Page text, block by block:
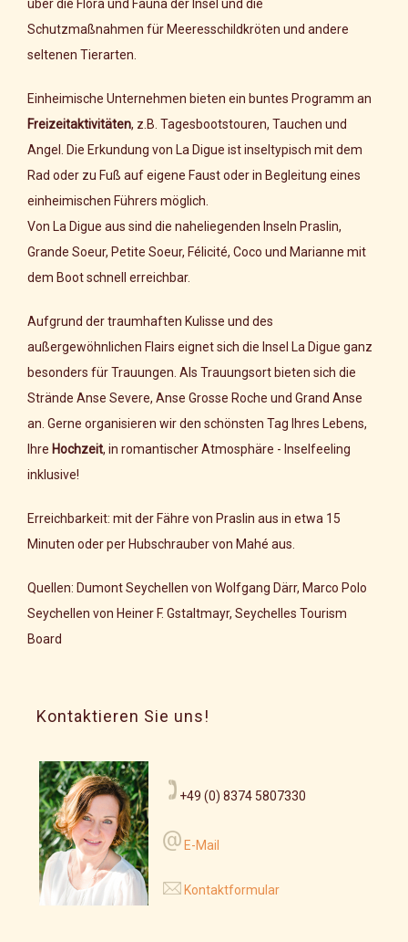
über die Flora und Fauna der Insel und die
Schutzmaßnahmen für Meeresschildkröten und andere
seltenen Tierarten.
Einheimische Unternehmen bieten ein buntes Programm an
Freizeitaktivitäten, z.B. Tagesbootstouren, Tauchen und
Angel. Die Erkundung von La Digue ist inseltypisch mit dem
Rad oder zu Fuß auf eigene Faust oder in Begleitung eines
einheimischen Führers möglich.
Von La Digue aus sind die naheliegenden Inseln Praslin,
Grande Soeur, Petite Soeur, Félicité, Coco und Marianne mit
dem Boot schnell erreichbar.
Aufgrund der traumhaften Kulisse und des
außergewöhnlichen Flairs eignet sich die Insel La Digue ganz
besonders für Trauungen. Als Trauungsort bieten sich die
Strände Anse Severe, Anse Grosse Roche und Grand Anse
an. Gerne organisieren wir den schönsten Tag Ihres Lebens,
Ihre Hochzeit, in romantischer Atmosphäre - Inselfeeling
inklusive!
Erreichbarkeit: mit der Fähre von Praslin aus in etwa 15
Minuten oder per Hubschrauber von Mahé aus.
Quellen: Dumont Seychellen von Wolfgang Därr, Marco Polo
Seychellen von Heiner F. Gstaltmayr, Seychelles Tourism
Board
Kontaktieren Sie uns!
+49 (0) 8374 5807330
E-Mail
Kontaktformular